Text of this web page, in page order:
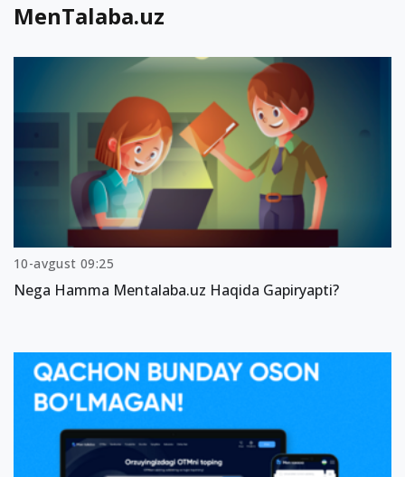
MenTalaba.uz
10-avgust 09:25
Nega Hamma Mentalaba.uz Haqida Gapiryapti?